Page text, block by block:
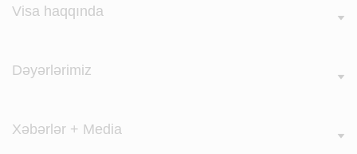
Visa haqqında
Dəyərlərimiz
Xəbərlər + Media